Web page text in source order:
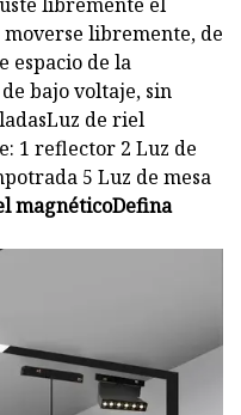
libremente el
libremente, de
espacio de la
bajo voltaje, sin
de riel
1 reflector 2 Luz de
5 Luz de mesa
magnéticoDefina